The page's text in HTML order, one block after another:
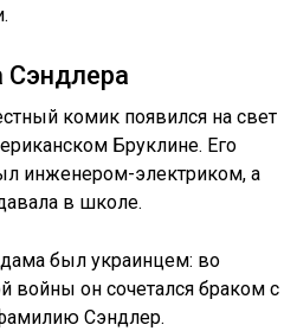
Сэндлера
комик появился на свет
Бруклине. Его
инженером-электриком, а
в школе.
был украинцем: во
войны он сочетался браком с
Сэндлер.